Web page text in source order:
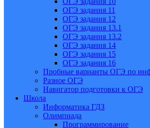
ОГЭ задания 11
ОГЭ задания 12
ОГЭ задания 13.1
ОГЭ задания 13.2
ОГЭ задания 14
ОГЭ задания 15
ОГЭ задания 16
Пробные варианты ОГЭ по
Разное ОГЭ
Навигатор подготовки к ОГЭ
Школа
Информатика ГДЗ
Олимпиада
Программирование